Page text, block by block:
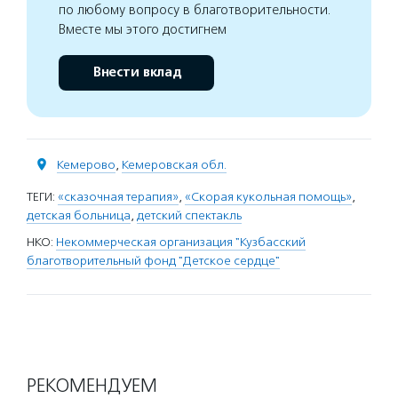
по любому вопросу в благотворительности.
Вместе мы этого достигнем
Внести вклад
Кемерово, Кемеровская обл.
ТЕГИ: «сказочная терапия», «Скорая кукольная помощь»,
детская больница, детский спектакль
НКО: Некоммерческая организация "Кузбасский
благотворительный фонд "Детское сердце"
РЕКОМЕНДУЕМ